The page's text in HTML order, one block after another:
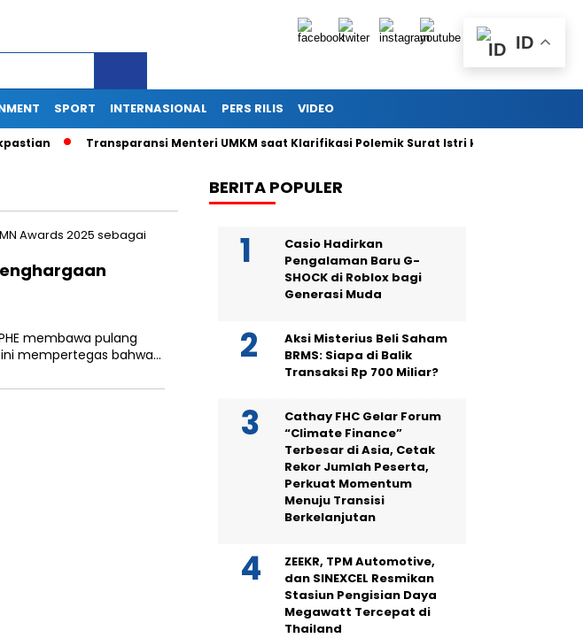
SPORT INTERNASIONAL PERS RILIS VIDEO
Transparansi Menteri UMKM saat Klarifikasi Polemik Surat Istri ke KPK
membawa pulang
mempertegas bahwa…
BERITA POPULER
Casio Hadirkan
Pengalaman Baru G-
SHOCK di Roblox bagi
Generasi Muda
Aksi Misterius Beli Saham
BRMS: Siapa di Balik
Transaksi Rp 700 Miliar?
Cathay FHC Gelar Forum
“Climate Finance”
Terbesar di Asia, Cetak
Rekor Jumlah Peserta,
Perkuat Momentum
Menuju Transisi
Berkelanjutan
ZEEKR, TPM Automotive,
dan SINEXCEL Resmikan
Stasiun Pengisian Daya
Megawatt Tercepat di
Thailand
ID